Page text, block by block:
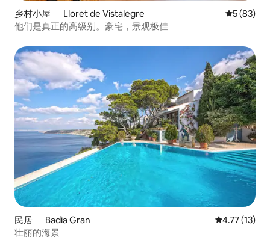
乡村小屋 ｜ Lloret de Vistalegre 平均评分
5 (83)
他们是真正的高级别。豪宅，景观极佳
民居 ｜ Badia Gran 平均评分
4.77 (13)
壮丽的海景